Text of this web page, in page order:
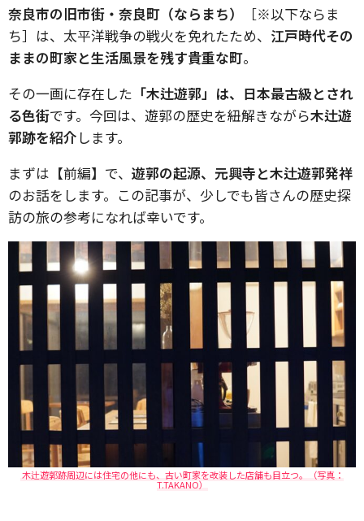
奈良市の旧市街・奈良町（ならまち）
［※以下ならま
ち］は、太平洋戦争の戦火を免れたため、 江戸時代その
ままの町家と生活風景を残す貴重な町。
その一画に存在した 「木辻遊郭」は、日本最古級とされ
る色街です。今回は、遊郭の歴史を紐解きながら木辻遊
郭跡を紹介 します。
まずは【前編】で、 遊郭の起源、元興寺と木辻遊郭発祥
のお話をします。この記事が、少しでも皆さんの歴史探
訪の旅の参考になれば幸いです。
木辻遊郭跡周辺には住宅の他にも、古い町家を改装した店舗も目立つ。（写真：
T.TAKANO）